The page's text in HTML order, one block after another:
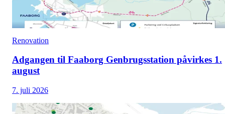
Renovation
Adgangen til Faaborg Genbrugsstation påvirkes 1.
august
7. juli 2026